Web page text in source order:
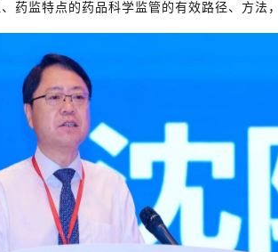
药监特点的药品科学监管的有效路径、方法